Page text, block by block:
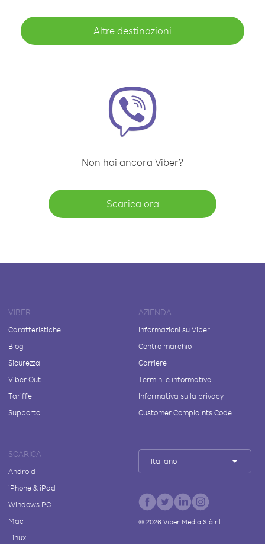
Altre destinazioni
Non hai ancora Viber?
Scarica ora
VIBER
Caratteristiche
Blog
Sicurezza
Viber Out
Tariffe
Supporto
AZIENDA
Informazioni su Viber
Centro marchio
Carriere
Termini e informative
Informativa sulla privacy
Customer Complaints Code
SCARICA
Android
iPhone & iPad
Windows PC
Mac
Linux
Italiano
© 2026Viber Media S.à r.l.